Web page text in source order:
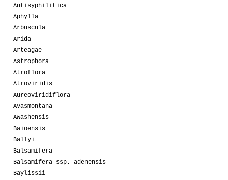
Antisyphilitica
Aphylla
Arbuscula
Arida
Arteagae
Astrophora
Atroflora
Atroviridis
Aureoviridiflora
Avasmontana
Awashensis
Baioensis
Ballyi
Balsamifera
Balsamifera ssp. adenensis
Baylissii